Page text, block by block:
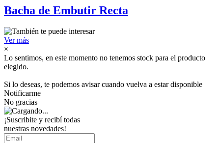
Bacha de Embutir Recta
Ver más
×
Lo sentimos, en este momento no tenemos stock para el producto
elegido.
Si lo deseas, te podemos avisar cuando vuelva a estar disponible
Notificarme
No gracias
¡Suscribite y recibí todas
nuestras novedades!